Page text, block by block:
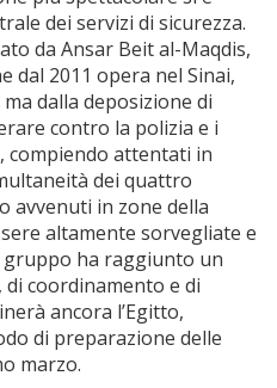
dei servizi di sicurezza.
da Ansar Beit al-Maqdis,
dal 2011 opera nel Sinai,
dalla deposizione di
contro la polizia e i
compiendo attentati in
dei quattro
avvenuti in zone della
altamente sorvegliate e
gruppo ha raggiunto un
coordinamento e di
ancora l’Egitto,
di preparazione delle
marzo.